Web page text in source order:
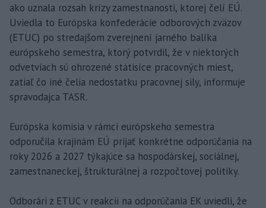
ako uznala rozsah krízy zamestnanosti, ktorej čelí EÚ.
Uviedla to Európska konfederácie odborových zväzov
(ETUC) po stredajšom zverejnení jarného balíka
európskeho semestra, ktorý potvrdil, že v niektorých
odvetviach sú ohrozené státisíce pracovných miest,
zatiaľ čo iné čelia nedostatku pracovnej sily, informuje
spravodajca TASR.
Európska komisia v rámci európskeho semestra
odporučila krajinám EÚ prijať konkrétne odporúčania na
roky 2026 a 2027 týkajúce sa hospodárskej, sociálnej,
zamestnaneckej, štrukturálnej a rozpočtovej politiky.
Odborári z ETUC v reakcii na odporúčania EK uviedli, že